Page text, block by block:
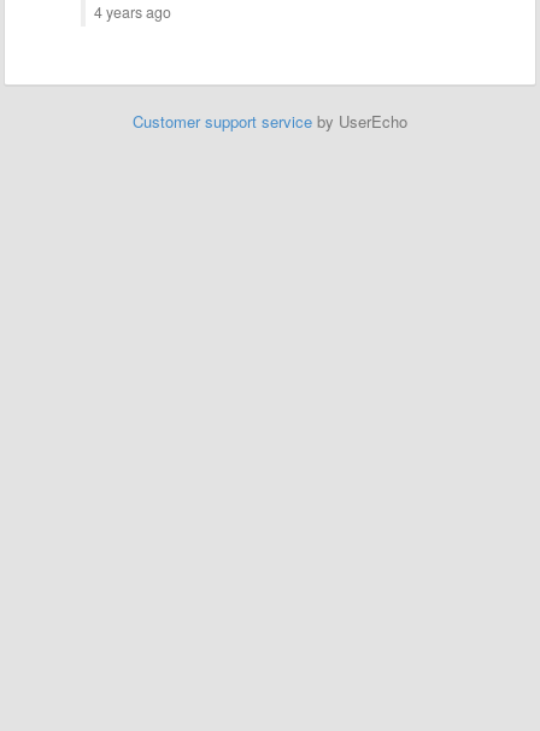
4 years ago
Customer support service by UserEcho